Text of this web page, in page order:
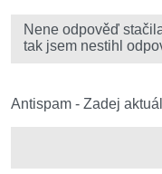
Fórum
Antispam - Zadej